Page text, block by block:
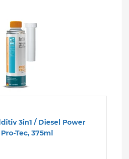
3in1 / Diesel Power
Tec, 375ml